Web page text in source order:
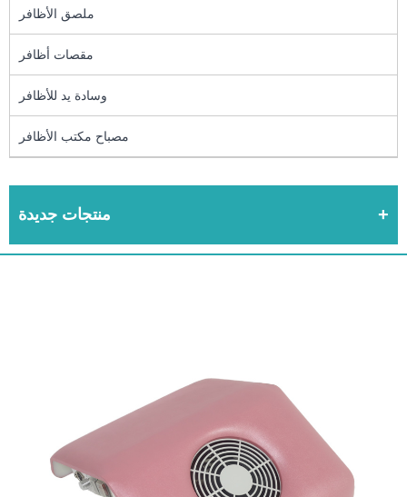
ملصق الأظافر
مقصات أظافر
وسادة يد للأظافر
مصباح مكتب الأظافر
منتجات جديدة